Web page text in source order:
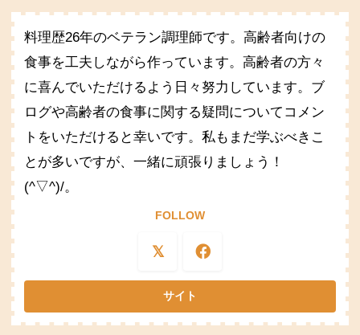
料理歴26年のベテラン調理師です。高齢者向けの
食事を工夫しながら作っています。高齢者の方々
に喜んでいただけるよう日々努力しています。ブ
ログや高齢者の食事に関する疑問についてコメン
トをいただけると幸いです。私もまだ学ぶべきこ
とが多いですが、一緒に頑張りましょう！
(^▽^)/。
FOLLOW